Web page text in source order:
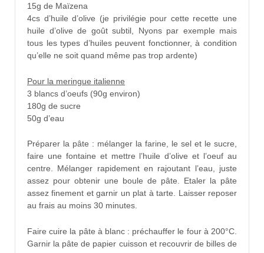
15g de Maïzena
4cs d’huile d’olive (je privilégie pour cette recette une
huile d’olive de goût subtil, Nyons par exemple mais
tous les types d’huiles peuvent fonctionner, à condition
qu’elle ne soit quand même pas trop ardente)
Pour la meringue italienne
3 blancs d’oeufs (90g environ)
180g de sucre
50g d’eau
Préparer la pâte : mélanger la farine, le sel et le sucre,
faire une fontaine et mettre l’huile d’olive et l’oeuf au
centre. Mélanger rapidement en rajoutant l’eau, juste
assez pour obtenir une boule de pâte. Etaler la pâte
assez finement et garnir un plat à tarte. Laisser reposer
au frais au moins 30 minutes.
Faire cuire la pâte à blanc : préchauffer le four à 200°C.
Garnir la pâte de papier cuisson et recouvrir de billes de